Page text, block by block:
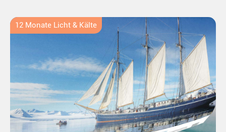
12 Monate Licht & Kälte